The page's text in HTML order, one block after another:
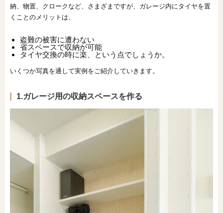
納、物置、クロークなど、さまざまですが、ガレージ内にタイヤを置
くことのメリットは、
盗難の被害に遭わない
省スペースで収納が可能
タイヤ交換の時に楽、という点でしょうか。
いくつか写真を通して実例をご紹介していきます。
1.ガレージ用の収納スペースを作る